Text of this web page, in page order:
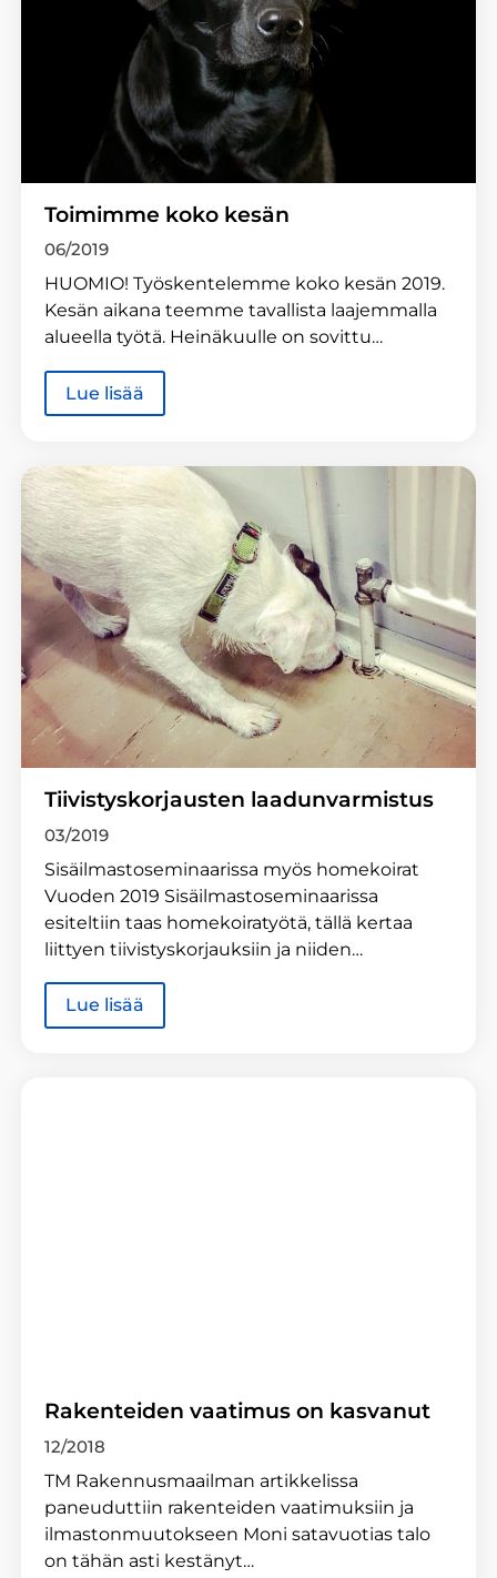
Toimimme koko kesän
06/2019
HUOMIO! Työskentelemme koko kesän 2019.
Kesän aikana teemme tavallista laajemmalla
alueella työtä. Heinäkuulle on sovittu…
Lue lisää
Tiivistyskorjausten laadunvarmistus
03/2019
Sisäilmastoseminaarissa myös homekoirat
Vuoden 2019 Sisäilmastoseminaarissa
esiteltiin taas homekoiratyötä, tällä kertaa
liittyen tiivistyskorjauksiin ja niiden…
Lue lisää
Rakenteiden vaatimus on kasvanut
12/2018
TM Rakennusmaailman artikkelissa
paneuduttiin rakenteiden vaatimuksiin ja
ilmastonmuutokseen Moni satavuotias talo
on tähän asti kestänyt…